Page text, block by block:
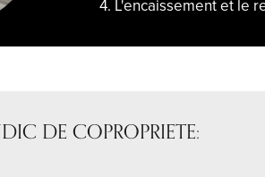
4. L'encaissement et le
DE COPROPRIETE: